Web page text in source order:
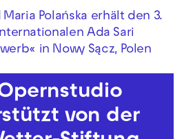
Maria Polańska erhält den 3.
Ada Sari
in Nowy Sącz, Polen
von der